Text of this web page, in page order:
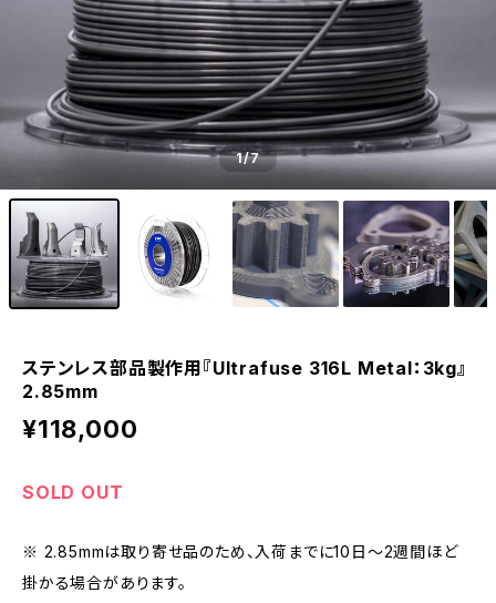
1/7
ステンレス部品製作用『Ultrafuse 316L Metal：3kg』
2.85mm
¥118,000
SOLD OUT
※ 2.85mmは取り寄せ品のため、入荷までに10日～2週間ほど
掛かる場合があります。